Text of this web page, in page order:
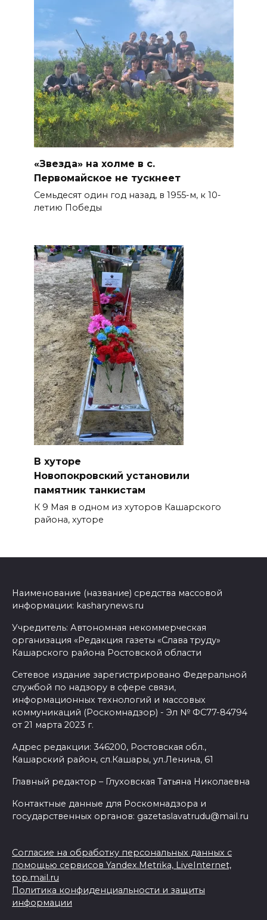
«Звезда» на холме в с.
Первомайское не тускнеет
Семьдесят один год назад, в 1955-м, к 10-
летию Победы
В хуторе
Новопокровский установили
памятник танкистам
К 9 Мая в одном из хуторов Кашарского
района, хуторе
Наименование (название) средства массовой
информации: kasharynews.ru
Учредитель: Автономная некоммерческая
организация «Редакция газеты «Слава труду»
Кашарского района Ростовской области
Сетевое издание зарегистрировано Федеральной
службой по надзору в сфере связи,
информационных технологий и массовых
коммуникаций (Роскомнадзор) - Эл № ФС77-84794
от 21 марта 2023 г.
Адрес редакции: 346200, Ростовская обл.,
Кашарский район, сл.Кашары, ул.Ленина, 61
Главный редактор – Глуховская Татьяна Николаевна
Контактные данные для Роскомнадзора и
государственных органов: gazetaslavatrudu@mail.ru
Согласие на обработку персональных данных с
помощью сервисов Yandex.Metrika, LiveInternet,
top.mail.ru
Политика конфиденциальности и защиты
информации